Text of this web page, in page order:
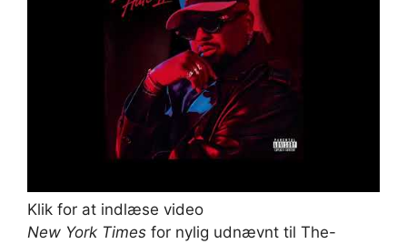
Klik for at indlæse video
New York Times for nylig udnævnt til The-